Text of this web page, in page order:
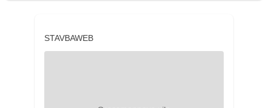
STAVBAWEB